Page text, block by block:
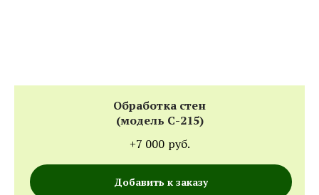
Обработка стен
(модель С-215)
+7 000 руб.
Добавить к заказу